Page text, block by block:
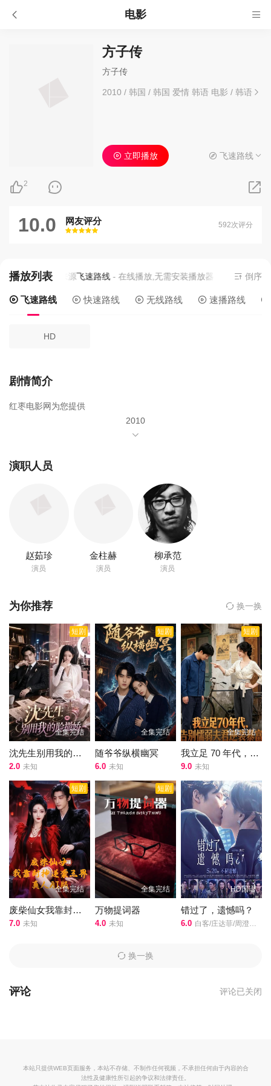
电影
方子传
方子传
2010 / 韩国 / 韩国 爱情 韩语 电影/ 韩语
2
立即播放 飞速路线
10.0 网友评分
很差
较差还行推荐力荐
592次评分
播放列表
当前资源来源飞速路线- 在线播放,无需安装播放器 倒序
飞速路线 快速路线 无线路线 速播路线
HD
剧情简介
红枣电影网为您提供
2010
柳承范
金大宇
导演的《方子传》在线观看,《方子传》百度云网盘资源以及《方子
传》高清mp4迅雷下载，希望您能喜欢！
就老把春香挂在嘴边，依然无法不被眼前这位能歌善舞的女子吸
引。而万万没想到的是，春香居然不爱本来就家财万贯的李梦龙，
而看上了身边更有男人味的仆人，结果春香悄悄地投入了方子的怀
抱中。
演职人员
赵茹珍
演员
金柱赫
演员
柳承范
演员
为你推荐 换一换
短剧
全集完结
沈先生别用我的脸撒娇
2.0 未知
短剧
全集完结
随爷爷纵横幽冥
6.0 未知
短剧
全集完结
我立足 70 年代，告别懦弱夫君逆袭暴富
9.0 未知
短剧
全集完结
废柴仙女我靠封神逆袭三界真人 AI 版
7.0 未知
短剧
全集完结
万物提词器
4.0 未知
HD国语
错过了，遗憾吗？
6.0 白客/庄达菲/周澄奥/敖子逸/王安宇/赵佳丽/
换一换
评论 评论已关闭
本站只提供WEB页面服务，本站不存储、不制作任何视频，不承担任何由于内容的合
法性及健康性所引起的争议和法律责任。